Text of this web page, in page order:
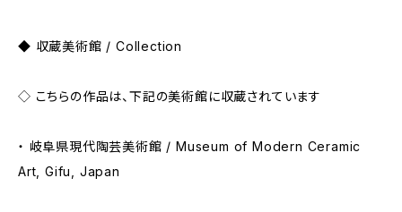
◆ 収蔵美術館 / Collection
◇ こちらの作品は、下記の美術館に収蔵されています
・ 岐阜県現代陶芸美術館 / Museum of Modern Ceramic
Art, Gifu, Japan